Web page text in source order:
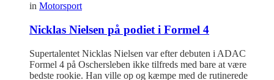
in Motorsport
Nicklas Nielsen på podiet i Formel 4
Supertalentet Nicklas Nielsen var efter debuten i ADAC
Formel 4 på Oschersleben ikke tilfreds med bare at være
bedste rookie. Han ville op og kæmpe med de rutinerede